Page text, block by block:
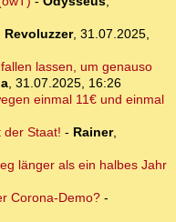
Revoluzzer, 31.07.2025,
lassen, um genauso
, 31.07.2025, 16:26
einmal 11€ und einmal
der Staat! - Rainer,
länger als ein halbes Jahr
Corona-Demo?-